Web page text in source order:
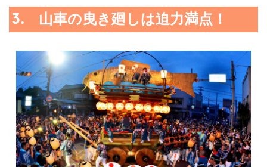
3. 山車の曳き廻しは迫力満点！